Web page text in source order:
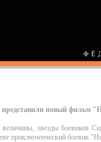
представили новый фильм
звезды боевиков
приключенческий боевик